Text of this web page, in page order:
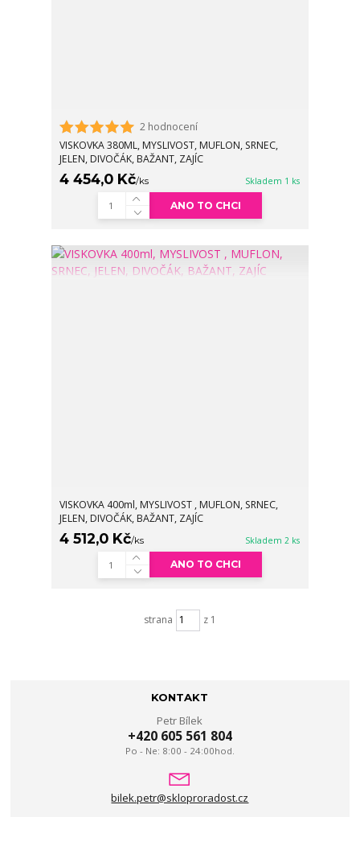
2 hodnocení
VISKOVKA 380ML, MYSLIVOST, MUFLON, SRNEC,
JELEN, DIVOČÁK, BAŽANT, ZAJÍC
4 454,0 Kč/ks Skladem 1 ks
ANO TO CHCI
VISKOVKA 400ml, MYSLIVOST , MUFLON, SRNEC,
JELEN, DIVOČÁK, BAŽANT, ZAJÍC
4 512,0 Kč/ks Skladem 2 ks
ANO TO CHCI
strana z 1
KONTAKT
Petr Bílek
+420 605 561 804
Po - Ne: 8:00 - 24:00hod.
bilek.petr@skloproradost.cz